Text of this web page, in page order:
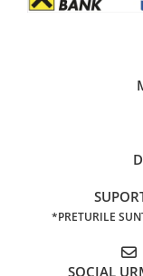
*PRETURILE
SOCIAL